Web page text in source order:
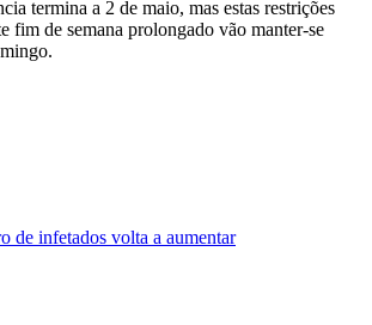
termina a 2 de maio, mas estas restrições
fim de semana prolongado vão manter-se
de infetados volta a aumentar